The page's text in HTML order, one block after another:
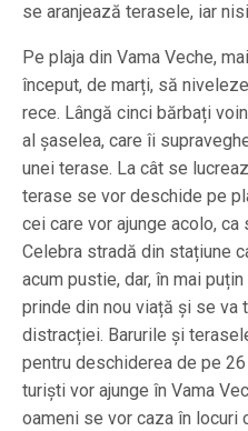
se aranjează terasele, iar
Pe plaja din Vama Veche,
început, de marți, să
rece. Lângă cinci bărbați
al șaselea, care îi
unei terase. La cât se
terase se vor deschide pe
cei care vor ajunge acolo,
Celebra stradă din stațiune
acum pustie, dar, în mai
prinde din nou viață și se va
distracției. Barurile și
pentru deschiderea de pe
turiști vor ajunge în Vama
oameni se vor caza în